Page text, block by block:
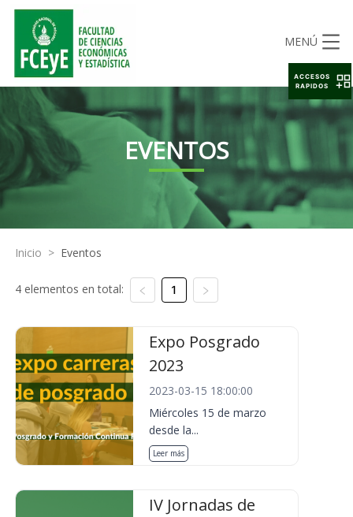
MENÚ
EVENTOS
Inicio > Eventos
4 elementos en total: 1
Expo Posgrado
2023
2023-03-15 18:00:00
Miércoles 15 de marzo
desde la...
Leer más
IV Jornadas de
ACCESOS
RAPIDOS